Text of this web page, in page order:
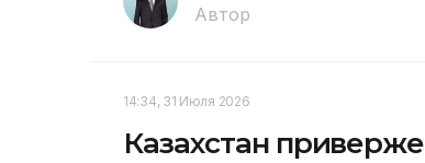
Автор
14:34, 31 Июля 2026
Казахстан